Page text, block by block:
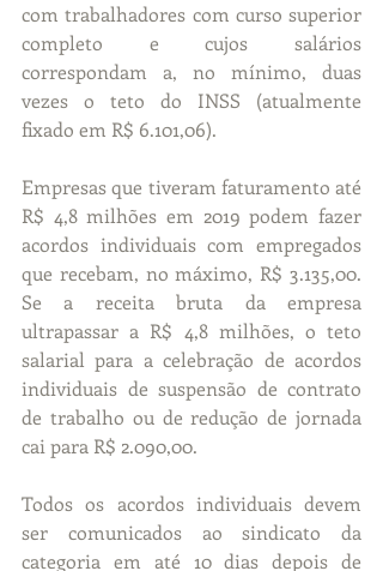
com trabalhadores com curso superior
completo e cujos salários
correspondam a, no mínimo, duas
vezes o teto do INSS (atualmente
fixado em R$ 6.101,06).
Empresas que tiveram faturamento até
R$ 4,8 milhões em 2019 podem fazer
acordos individuais com empregados
que recebam, no máximo, R$ 3.135,00.
Se a receita bruta da empresa
ultrapassar a R$ 4,8 milhões, o teto
salarial para a celebração de acordos
individuais de suspensão de contrato
de trabalho ou de redução de jornada
cai para R$ 2.090,00.
Todos os acordos individuais devem
ser comunicados ao sindicato da
categoria em até 10 dias depois de